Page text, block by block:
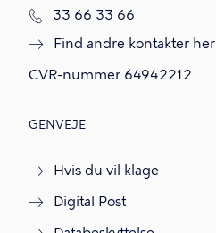
T
f
33 66 33 66
Find andre kontakter her
CVR-nummer 64942212
GENVEJE
Hvis du vil klage
Digital Post